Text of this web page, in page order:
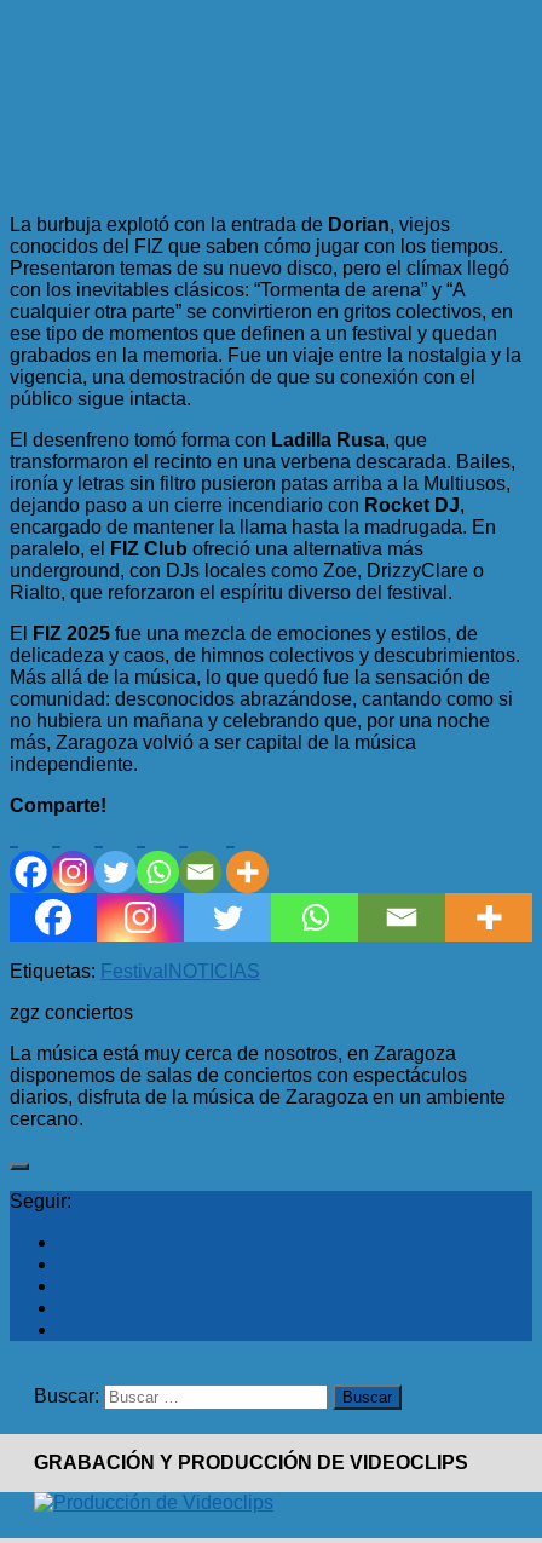
La burbuja explotó con la entrada de Dorian, viejos
conocidos del FIZ que saben cómo jugar con los tiempos.
Presentaron temas de su nuevo disco, pero el clímax llegó
con los inevitables clásicos: “Tormenta de arena” y “A
cualquier otra parte” se convirtieron en gritos colectivos, en
ese tipo de momentos que definen a un festival y quedan
grabados en la memoria. Fue un viaje entre la nostalgia y la
vigencia, una demostración de que su conexión con el
público sigue intacta.
El desenfreno tomó forma con Ladilla Rusa, que
transformaron el recinto en una verbena descarada. Bailes,
ironía y letras sin filtro pusieron patas arriba a la Multiusos,
dejando paso a un cierre incendiario con Rocket DJ,
encargado de mantener la llama hasta la madrugada. En
paralelo, el
FIZ Club ofreció una alternativa más
underground, con DJs locales como Zoe, DrizzyClare o
Rialto, que reforzaron el espíritu diverso del festival.
El
FIZ 2025 fue una mezcla de emociones y estilos, de
delicadeza y caos, de himnos colectivos y descubrimientos.
Más allá de la música, lo que quedó fue la sensación de
comunidad: desconocidos abrazándose, cantando como si
no hubiera un mañana y celebrando que, por una noche
más, Zaragoza volvió a ser capital de la música
independiente.
Comparte!
Etiquetas: Festival NOTICIAS
zgz conciertos
La música está muy cerca de nosotros, en Zaragoza
disponemos de salas de conciertos con espectáculos
diarios, disfruta de la música de Zaragoza en un ambiente
cercano.
Seguir:
Buscar:
GRABACIÓN Y PRODUCCIÓN DE VIDEOCLIPS